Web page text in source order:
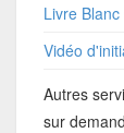
Livre
Vidéo
Autres
sur